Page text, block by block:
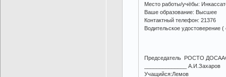
Место работы/учёбы:
Ваше образование: Высшее
Контактный телефон: 21376
Водительское удостоверение
Председатель РОСТО ДОСААФ
______________ А.И.Захаров
Учащийся:Лемов